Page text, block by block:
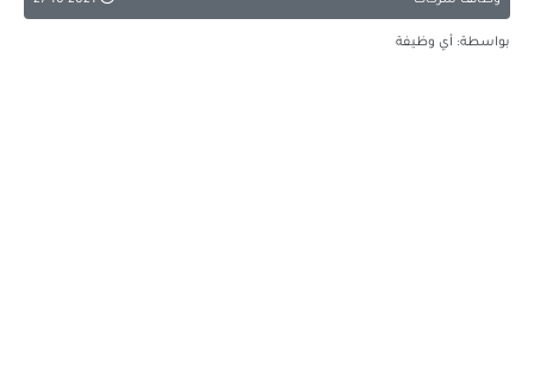
بواسطة: أي وظيفة